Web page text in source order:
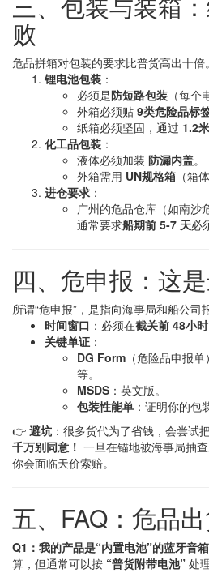
败
危品拼箱对包装的要求比普货高出十倍。
锂电池包装 ：
必须是防短路包装 （每个
外箱必须贴 9类危险品标
纸箱必须坚固，通过 1.2
化工品包装 ：
液体必须加装 防漏内盖。
外箱需用 UN规格箱 （箱
进仓要求 ：
广州的危品仓库（如南沙
通常要求船期前 5-7 天必
四、危申报：这
所谓“危申报”，是指向海事局和船公司
时间窗口 ：必须在截关前 48小时
关键单证 ：
DG Form （危险品申报
等。
MSDS ：英文版。
包装性能单 ：证明你的包
👉 避坑 ：很多货代为了省钱，会尝试
千万别同意！ 一旦在锚地被海事局抽
你会面临天价索赔。
五、FAQ：危品
Q1：我的产品是“内置电池”的蓝牙音
算，但通常可以按 “普货附带电池” 处